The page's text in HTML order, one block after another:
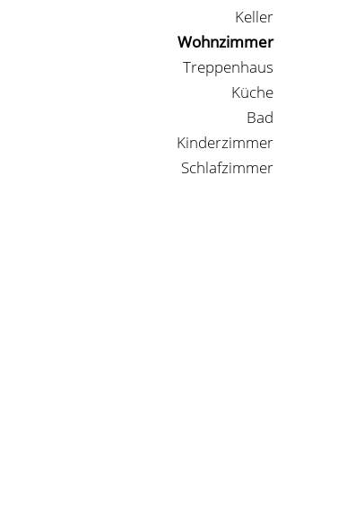
Keller
Wohnzimmer
Treppenhaus
Küche
Bad
Kinderzimmer
Schlafzimmer